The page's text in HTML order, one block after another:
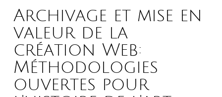
Archivage et mise en
valeur de la
création Web:
Méthodologies
ouvertes pour